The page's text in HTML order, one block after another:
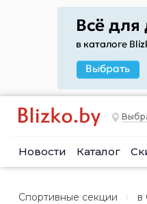
Новости Каталог
Спортивные секции в